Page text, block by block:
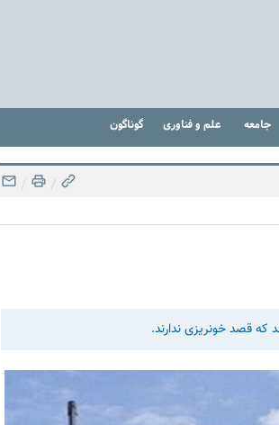
جامعه علم و فناوری گوناگون
/
/